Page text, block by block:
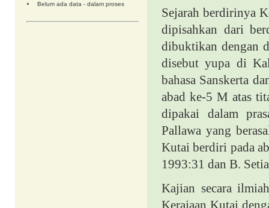
Belum ada data - dalam proses
Sejarah berdirinya
dipisahkan dari
dibuktikan dengan
disebut yupa di
bahasa Sanskerta
abad ke-5 M atas
dipakai dalam
Pallawa yang
Kutai berdiri pada
1993:31 dan B.
Kajian secara
Kerajaan Kutai